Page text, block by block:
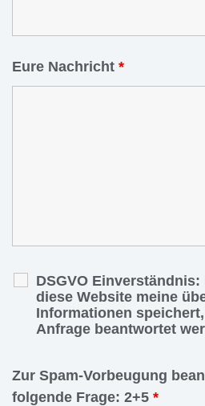
Eure Nachricht *
DSGVO
diese Website meine
Informationen
Anfrage beantwortet
Zur Spam-Vorbeugung
folgende Frage: 2+5 *